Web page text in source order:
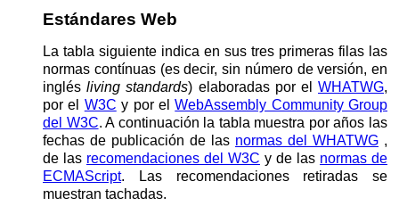
Estándares Web
La tabla siguiente indica en sus tres primeras filas las
normas contínuas (es decir, sin número de versión, en
inglésliving standards) elaboradas por elWHATWG,
por el W3C y por elWebAssembly Community Group
del W3C. A continuación la tabla muestra por años las
fechas de publicación de las normas del WHATWG ,
de las recomendaciones del W3C y de las normas de
ECMAScript. Las recomendaciones retiradas se
muestran tachadas.